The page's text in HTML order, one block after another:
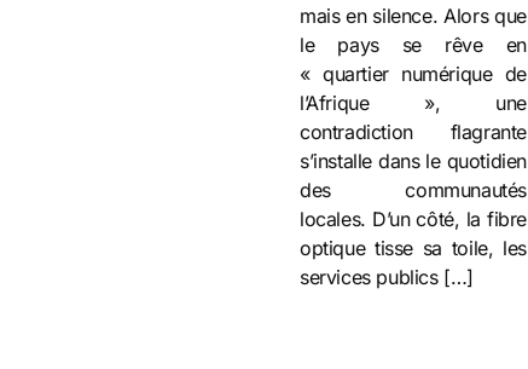
mais en silence. Alors que
le pays se rêve en
« quartier numérique de
l’Afrique », une
contradiction flagrante
s’installe dans le quotidien
des communautés
locales. D’un côté, la fibre
optique tisse sa toile, les
services publics […]